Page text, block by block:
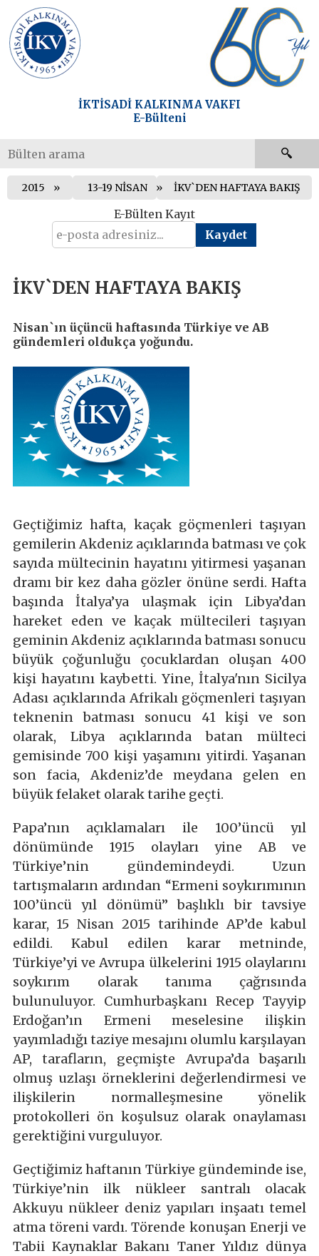
İKTİSADİ KALKINMA VAKFI
E-Bülteni
2015 13-19 NİSAN İKV`DEN HAFTAYA BAKIŞ
E-Bülten Kayıt
İKV`DEN HAFTAYA BAKIŞ
Nisan`ın üçüncü haftasında Türkiye ve AB
gündemleri oldukça yoğundu.
Geçtiğimiz hafta, kaçak göçmenleri taşıyan
gemilerin Akdeniz açıklarında batması ve çok
sayıda mültecinin hayatını yitirmesi yaşanan
dramı bir kez daha gözler önüne serdi. Hafta
başında İtalya’ya ulaşmak için Libya’dan
hareket eden ve kaçak mültecileri taşıyan
geminin Akdeniz açıklarında batması sonucu
büyük çoğunluğu çocuklardan oluşan 400
kişi hayatını kaybetti. Yine, İtalya'nın Sicilya
Adası açıklarında Afrikalı göçmenleri taşıyan
teknenin batması sonucu 41 kişi ve son
olarak, Libya açıklarında batan mülteci
gemisinde 700 kişi yaşamını yitirdi. Yaşanan
son facia, Akdeniz’de meydana gelen en
büyük felaket olarak tarihe geçti.
Papa’nın açıklamaları ile 100’üncü yıl
dönümünde 1915 olayları yine AB ve
Türkiye’nin gündemindeydi. Uzun
tartışmaların ardından “Ermeni soykırımının
100’üncü yıl dönümü” başlıklı bir tavsiye
karar, 15 Nisan 2015 tarihinde AP’de kabul
edildi. Kabul edilen karar metninde,
Türkiye’yi ve Avrupa ülkelerini 1915 olaylarını
soykırım olarak tanıma çağrısında
bulunuluyor. Cumhurbaşkanı Recep Tayyip
Erdoğan’ın Ermeni meselesine ilişkin
yayımladığı taziye mesajını olumlu karşılayan
AP, tarafların, geçmişte Avrupa’da başarılı
olmuş uzlaşı örneklerini değerlendirmesi ve
ilişkilerin normalleşmesine yönelik
protokolleri ön koşulsuz olarak onaylaması
gerektiğini vurguluyor.
Geçtiğimiz haftanın Türkiye gündeminde ise,
Türkiye’nin ilk nükleer santralı olacak
Akkuyu nükleer deniz yapıları inşaatı temel
atma töreni vardı. Törende konuşan Enerji ve
Tabii Kaynaklar Bakanı Taner Yıldız dünya